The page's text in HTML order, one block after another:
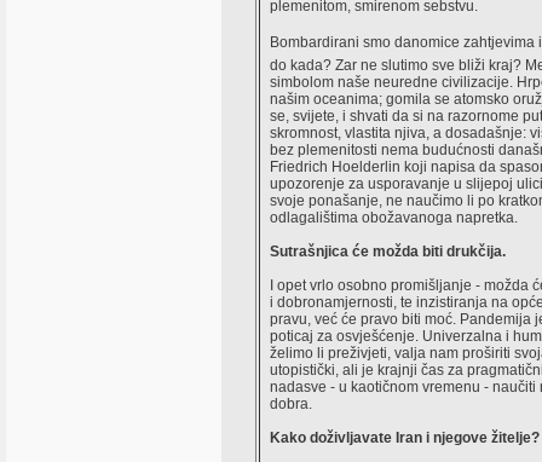
plemenitom, smirenom sebstvu.
Bombardirani smo danomice zahtjevima
do kada? Zar ne slutimo sve bliži kraj?
simbolom naše neuredne civilizacije.
našim oceanima; gomila se atomsko
se, svijete, i shvati da si na razornome
skromnost, vlastita njiva, a dosadašnje:
bez plemenitosti nema budućnosti
Friedrich Hoelderlin koji napisa da
upozorenje za usporavanje u slijepoj
svoje ponašanje, ne naučimo li po
odlagalištima obožavanoga napretka.
Sutrašnjica će možda biti drukčija.
I opet vrlo osobno promišljanje -
i dobronamjernosti, te inzistiranja na
pravu, već će pravo biti moć.
poticaj za osvješćenje. Univerzalna i
želimo li preživjeti, valja nam proširiti
utopistički, ali je krajnji čas za
nadasve - u kaotičnom vremenu -
dobra.
Kako doživljavate Iran i njegove žitelje?